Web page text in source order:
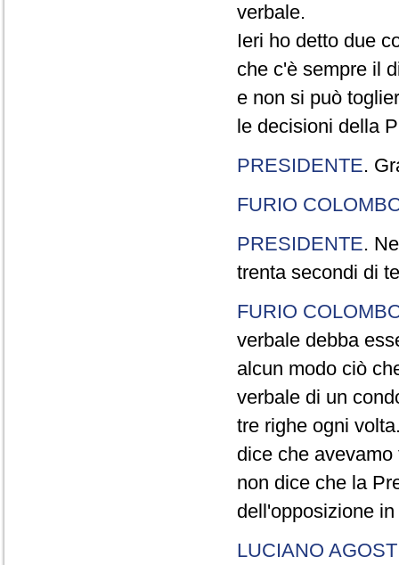
verbale.
Ieri ho detto due
che c'è sempre il
e non si può
le decisioni della
PRESIDENTE.
FURIO
PRESIDENTE.
trenta secondi di
FURIO
verbale debba
alcun modo ciò
verbale di un
tre righe ogni
dice che
non dice che la
dell'opposizione
LUCIANO